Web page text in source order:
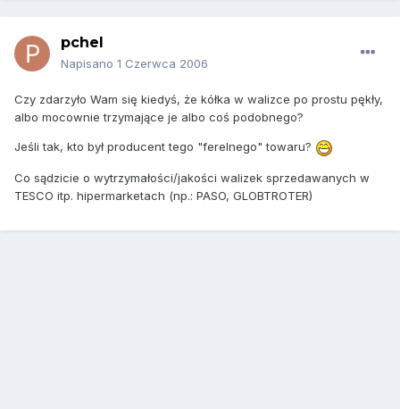
pchel
Napisano 1 Czerwca 2006
Czy zdarzyło Wam się kiedyś, że kółka w walizce po prostu pękły,
albo mocownie trzymające je albo coś podobnego?
Jeśli tak, kto był producent tego "ferelnego" towaru?
Co sądzicie o wytrzymałości/jakości walizek sprzedawanych w
TESCO itp. hipermarketach (np.: PASO, GLOBTROTER)